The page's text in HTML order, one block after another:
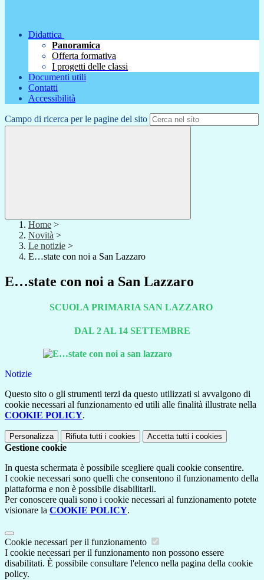
Didattica
Panoramica
Offerta formativa
I progetti delle classi
Documenti utili
Contatti
Accessibilità
Campo di ricerca per le pagine del sito
Home >
Novità >
Le notizie >
E…state con noi a San Lazzaro
E…state con noi a San Lazzaro
SCUOLA PRIMARIA SAN LAZZARO
DAL 2 AL 14 SETTEMBRE
Notizie
Questo sito o gli strumenti terzi da questo utilizzati si avvalgono di
cookie necessari al funzionamento ed utili alle finalità illustrate nella
COOKIE POLICY.
Personalizza Rifiuta tutti i cookies Accetta tutti i cookies
Gestione cookie
In questa schermata è possibile scegliere quali cookie consentire.
I cookie necessari sono quelli che consentono il funzionamento della
piattaforma e non è possibile disabilitarli.
Per conoscere quali sono i cookie necessari al funzionamento potete
visionare la COOKIE POLICY.
Cookie necessari per il funzionamento
I cookie necessari per il funzionamento non possono essere
disabilitati. È possibile consultare l'elenco nella pagina della cookie
policy.